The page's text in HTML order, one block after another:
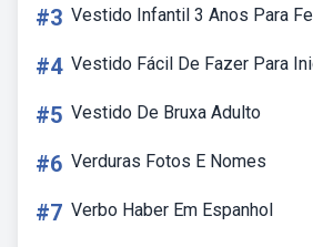
#3 Vestido Infantil 3 Anos Para
#4 Vestido Fácil De Fazer Para
#5 Vestido De Bruxa Adulto
#6 Verduras Fotos E Nomes
#7 Verbo Haber Em Espanhol